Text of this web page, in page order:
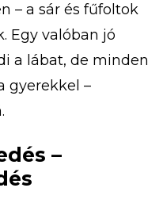
– a sár és fűfoltok
Egy valóban jó
a lábat, de minden
gyerekkel –
–